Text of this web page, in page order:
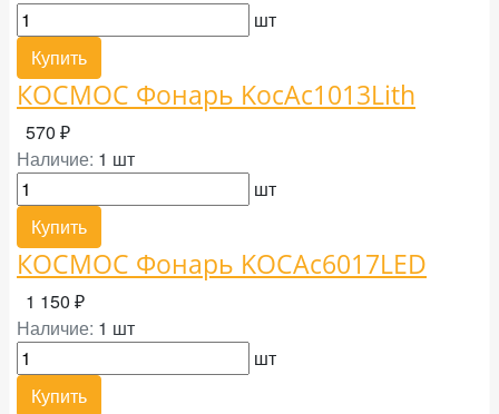
шт
Купить
КОСМОС Фонарь KocAc1013Lith
570 ₽
Наличие: 1 шт
шт
Купить
КОСМОС Фонарь KOCAc6017LED
1 150 ₽
Наличие: 1 шт
шт
Купить